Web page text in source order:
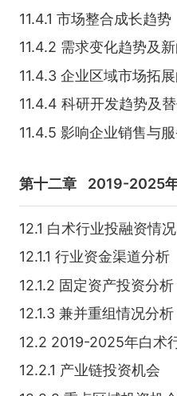
11.4.1 市场整合成长趋势
11.4.2 需求变化趋势及
11.4.3 企业区域市场拓
11.4.4 科研开发趋势及
11.4.5 影响企业销售与
第十二章 2019-2025
12.1 白术行业投融资情况
12.1.1 行业资金渠道分析
12.1.2 固定资产投资分析
12.1.3 兼并重组情况分析
12.2 2019-2025年白术
12.2.1 产业链投资机会